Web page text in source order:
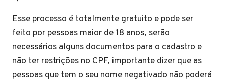
Esse processo é totalmente gratuito e pode ser
feito por pessoas maior de 18 anos, serão
necessários alguns documentos para o cadastro e
não ter restrições no CPF, importante dizer que as
pessoas que tem o seu nome negativado não poderá